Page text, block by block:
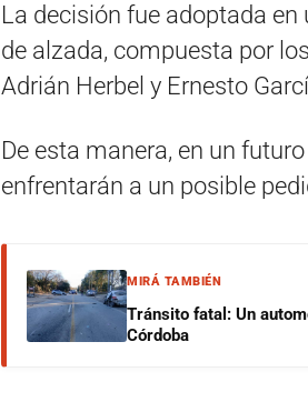
La decisión fue adoptada
de alzada, compuesta por
Adrián Herbel y Ernesto
De esta manera, en un
enfrentarán a un posible
MIRÁ TAMBIÉN
Tránsito fatal: Un
Córdoba